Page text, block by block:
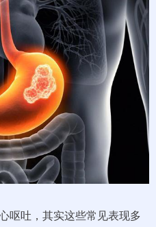
呕吐，其实这些常见表现多